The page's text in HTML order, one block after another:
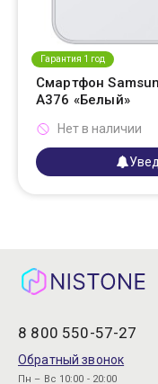
Гарантия 1 год
Смартфон
A376 «Белый»
Нет в наличии
8 800 550-57-27
Обратный звонок
Пн – Вс 10:00 - 20:00